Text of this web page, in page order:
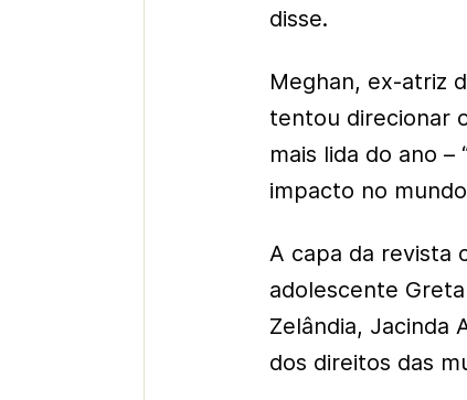
disse.
Meghan, ex-atriz
tentou direcionar
mais lida do ano –
impacto no mundo
A capa da revista
adolescente
Zelândia, Jacinda
dos direitos das